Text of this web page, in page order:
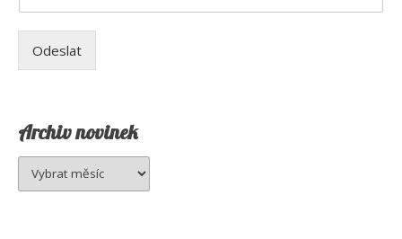
Odeslat
Archiv novinek
Archiv
novinek